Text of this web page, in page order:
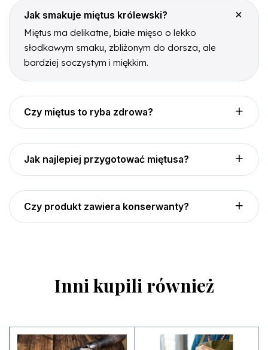
Jak smakuje miętus królewski?
Miętus ma delikatne, białe mięso o lekko
słodkawym smaku, zbliżonym do dorsza, ale
bardziej soczystym i miękkim.
Czy miętus to ryba zdrowa?
Jak najlepiej przygotować miętusa?
Czy produkt zawiera konserwanty?
Inni kupili również